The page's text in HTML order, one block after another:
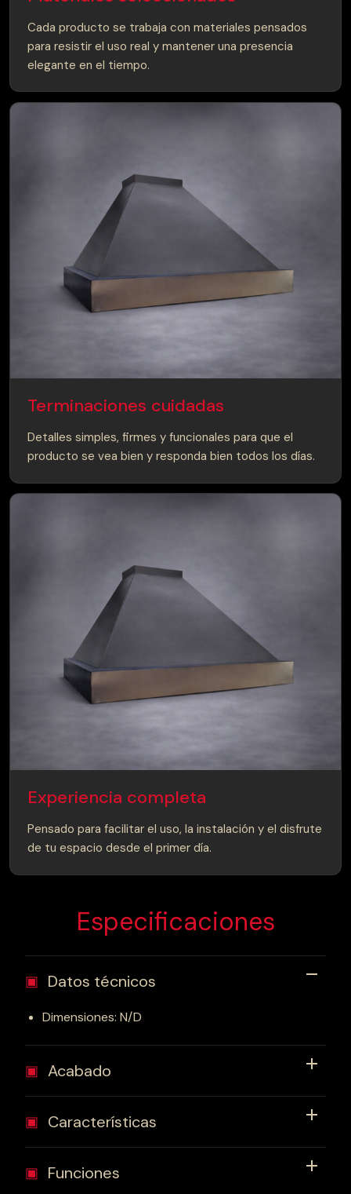
Cada producto se trabaja con materiales pensados
para resistir el uso real y mantener una presencia
elegante en el tiempo.
Terminaciones cuidadas
Detalles simples, firmes y funcionales para que el
producto se vea bien y responda bien todos los días.
Experiencia completa
Pensado para facilitar el uso, la instalación y el disfrute
de tu espacio desde el primer día.
Especificaciones
▣ Datos técnicos
Dimensiones: N/D
▣ Acabado
▣ Características
▣ Funciones